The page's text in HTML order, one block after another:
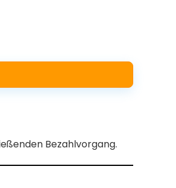
Bezahlvorgang.